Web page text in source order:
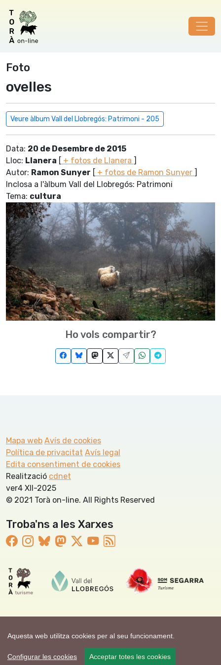
Aquesta web utilitza cookies per al seu funcionament.
Configurar les cookies Acceptar totes les cookies
Foto
ovelles
Veure àlbum Vall del Llobregós: Patrimoni - 205
Data: 20 de Desembre de 2015
Lloc: Llanera [ + fotos de Llanera ]
Autor: Ramon Sunyer [ + fotos de Ramon Sunyer ]
Inclosa a l'àlbum Vall del Llobregós: Patrimoni
Tema: cultura
Ho vols compartir?
Mapa web Avís de cookies
Política de privacitat Avís legal
Edita consentiment de cookies
Realització cdnet
ver4 XII-2025
© 2021 Torà on-line. All Rights Reserved
Troba'ns a les Xarxes